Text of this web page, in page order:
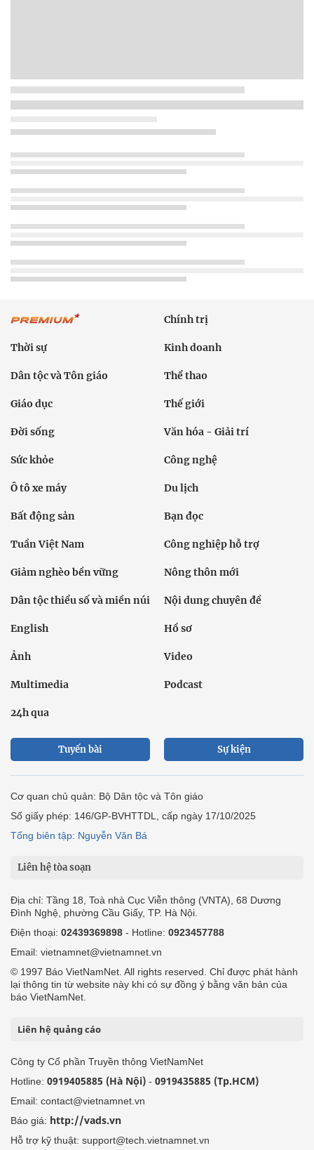
Chính trị
Thời sự Kinh doanh
Dân tộc và Tôn giáo Thể thao
Giáo dục Thế giới
Đời sống Văn hóa - Giải trí
Sức khỏe Công nghệ
Ô tô xe máy Du lịch
Bất động sản Bạn đọc
Tuần Việt Nam Công nghiệp hỗ trợ
Giảm nghèo bền vững Nông thôn mới
Dân tộc thiểu số và miền núi Nội dung chuyên đề
English Hồ sơ
Ảnh Video
Multimedia Podcast
24h qua
Tuyến bài Sự kiện
Cơ quan chủ quản: Bộ Dân tộc và Tôn giáo
Số giấy phép: 146/GP-BVHTTDL, cấp ngày 17/10/2025
Tổng biên tập: Nguyễn Văn Bá
Liên hệ tòa soạn
Địa chỉ: Tầng 18, Toà nhà Cục Viễn thông (VNTA), 68 Dương
Đình Nghệ, phường Cầu Giấy, TP. Hà Nội.
Điện thoại: 02439369898 - Hotline: 0923457788
Email: vietnamnet@vietnamnet.vn
© 1997 Báo VietNamNet. All rights reserved. Chỉ được phát hành
lại thông tin từ website này khi có sự đồng ý bằng văn bản của
báo VietNamNet.
Liên hệ quảng cáo
Công ty Cổ phần Truyền thông VietNamNet
Hotline: 0919405885 (Hà Nội) - 0919435885 (Tp.HCM)
Email: contact@vietnamnet.vn
Báo giá: http://vads.vn
Hỗ trợ kỹ thuật: support@tech.vietnamnet.vn